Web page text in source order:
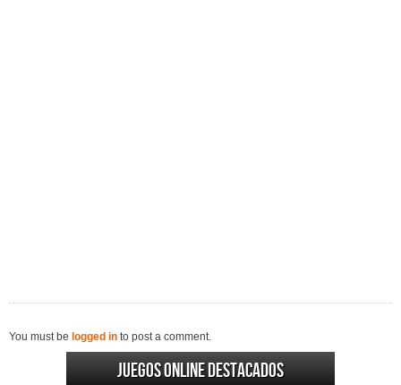
You must be logged in to post a comment.
Juegos online destacados